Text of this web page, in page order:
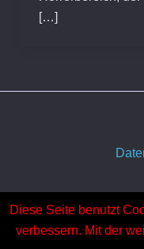
[…]
Diese Seite benutzt
verbessern. Mit der